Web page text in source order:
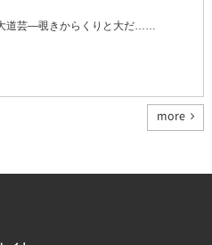
道芸―覗きからくりと大だ……
more